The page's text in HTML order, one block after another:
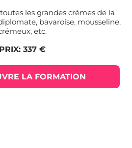
les grandes crèmes de la
bavaroise, mousseline,
etc.
PRIX: 337 €
LA FORMATION